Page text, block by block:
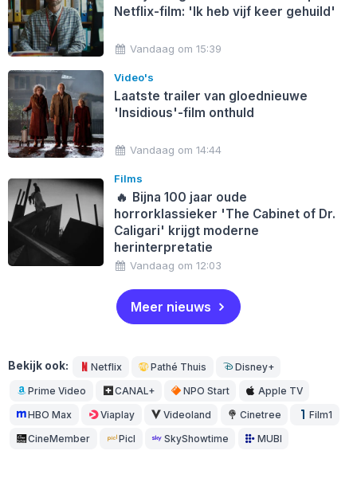
Netflix-film: 'Ik heb vijf keer gehuild'
Vandaag om 15:39
Video's
Laatste trailer van gloednieuwe
'Insidious'-film onthuld
Vandaag om 14:44
Films
🔥 Bijna 100 jaar oude
horrorklassieker 'The Cabinet of Dr.
Caligari' krijgt moderne
herinterpretatie
Vandaag om 12:03
Meer nieuws
Bekijk ook: Netflix Pathé Thuis Disney+
Prime Video CANAL+ NPO Start Apple TV
HBO Max Viaplay Videoland Cinetree Film1
CineMember Picl SkyShowtime MUBI